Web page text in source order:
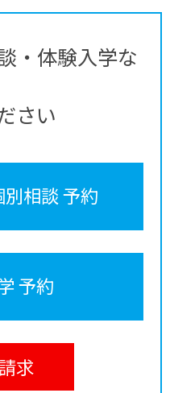
・体験入学な
さい
相談 予約
予約
求